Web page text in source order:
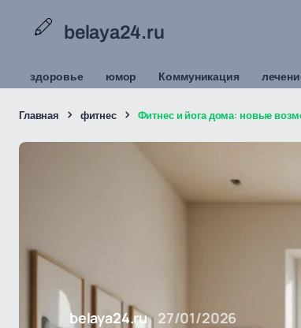
belaya24.ru
здоровье юмор Коммуникация
Главная фитнес Фитнес и йога дома: новые
belaya24.ru 27/01/2026